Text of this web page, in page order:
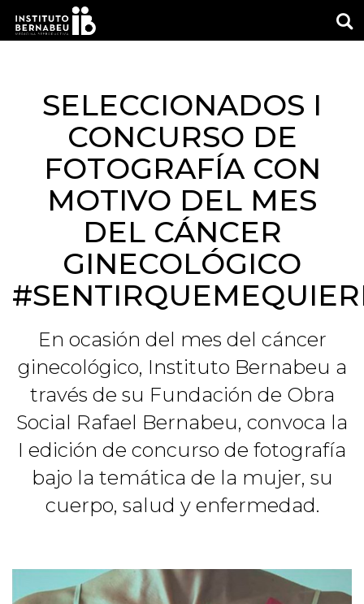
SELECCIONADOS I
CONCURSO DE
FOTOGRAFÍA CON
MOTIVO DEL MES
DEL CÁNCER
GINECOLÓGICO
En ocasión del mes del cáncer
ginecológico, Instituto Bernabeu a
través de su Fundación de Obra
Social Rafael Bernabeu, convoca la
I edición de concurso de fotografía
bajo la temática de la mujer, su
cuerpo, salud y enfermedad.